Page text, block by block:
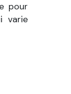
pour
varie